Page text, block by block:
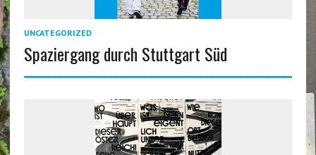
UNCATEGORIZED
Spaziergang durch Stuttgart Süd